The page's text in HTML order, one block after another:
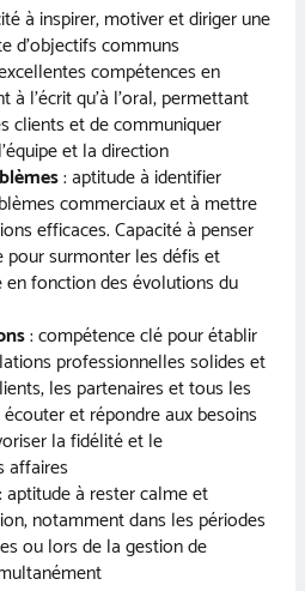
à inspirer, motiver et diriger une
d’objectifs communs
compétences en
l’écrit qu’à l’oral, permettant
clients et de communiquer
et la direction
: aptitude à identifier
commerciaux et à mettre
efficaces. Capacité à penser
pour surmonter les défis et
fonction des évolutions du
: compétence clé pour établir
professionnelles solides et
les partenaires et tous les
et répondre aux besoins
la fidélité et le
affaires
: aptitude à rester calme et
notamment dans les périodes
ou lors de la gestion de